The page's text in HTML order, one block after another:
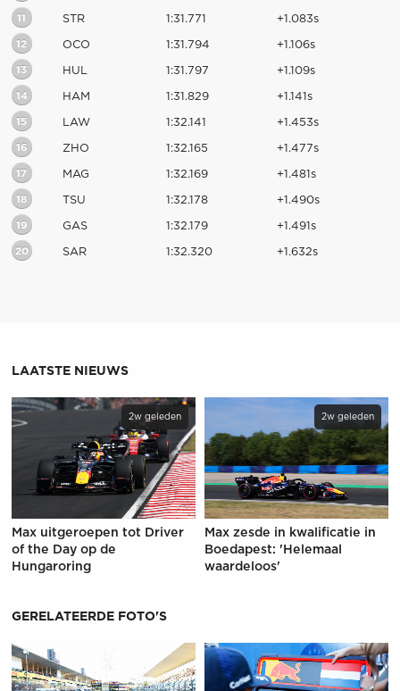
11 STR 1:31.771 +1.083s
12 OCO 1:31.794 +1.106s
13 HUL 1:31.797 +1.109s
14 HAM 1:31.829 +1.141s
15 LAW 1:32.141 +1.453s
16 ZHO 1:32.165 +1.477s
17 MAG 1:32.169 +1.481s
18 TSU 1:32.178 +1.490s
19 GAS 1:32.179 +1.491s
20 SAR 1:32.320 +1.632s
LAATSTE NIEUWS
2w geleden
Max uitgeroepen tot Driver
of the Day op de
Hungaroring
2w geleden
Max zesde in kwalificatie in
Boedapest: 'Helemaal
waardeloos'
GERELATEERDE FOTO'S